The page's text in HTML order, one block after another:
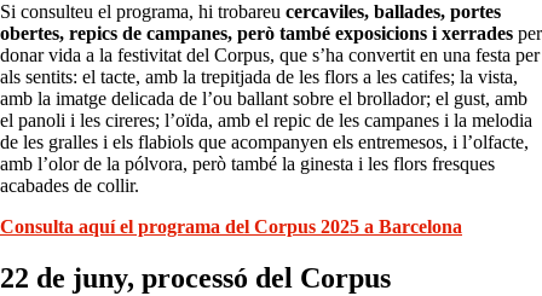
Si consulteu el programa, hi trobareu cercaviles, ballades, portes
obertes, repics de campanes, però també exposicions i xerrades per
donar vida a la festivitat del Corpus, que s’ha convertit en una festa per
als sentits: el tacte, amb la trepitjada de les flors a les catifes; la vista,
amb la imatge delicada de l’ou ballant sobre el brollador; el gust, amb
el panoli i les cireres; l’oïda, amb el repic de les campanes i la melodia
de les gralles i els flabiols que acompanyen els entremesos, i l’olfacte,
amb l’olor de la pólvora, però també la ginesta i les flors fresques
acabades de collir.
Consulta aquí el programa del Corpus 2025 a Barcelona
22 de juny, processó del Corpus